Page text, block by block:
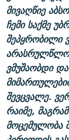
მივაღწიე
ჩემი საქმე
შეპყრობილი
ვმუშაობდი
შევცვალე.
რაიმე,
მოცემულობა